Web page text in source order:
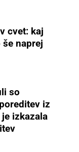
cvet: kaj
naprej
so
iz
izkazala